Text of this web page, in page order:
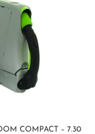
COMPACT – 7.30